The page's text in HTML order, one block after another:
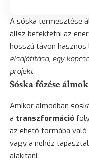
A sóska termesztése
állsz befektetni az
hosszú távon hasznos
elsajátítása, egy
projekt.
Sóska főzése
Amikor álmodban
a transzformáció
az ehető formába
vagy a nehéz
alakítani.